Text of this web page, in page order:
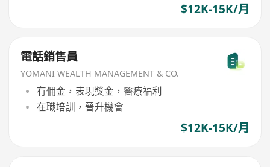
$12K-15K/月
電話銷售員
YOMANI WEALTH MANAGEMENT & CO.
有佣金，表現獎金，醫療福利
在職培訓，晉升機會
$12K-15K/月